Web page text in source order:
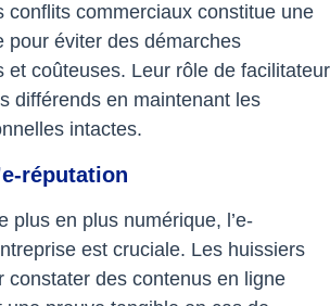
conflits commerciaux constitue une
pour éviter des démarches
et coûteuses. Leur rôle de facilitateur
différends en maintenant les
intactes.
réputation
plus en plus numérique, l’e-
est cruciale. Les huissiers
constater des contenus en ligne